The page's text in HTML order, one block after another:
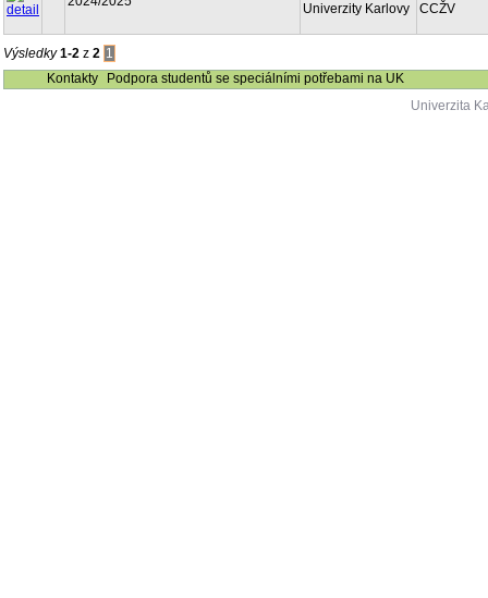
Univerzity Karlovy
CCŽV
Výsledky1-2 z 2 1
Kontakty
Podpora studentů se speciálními potřebami na UK
Univerzita